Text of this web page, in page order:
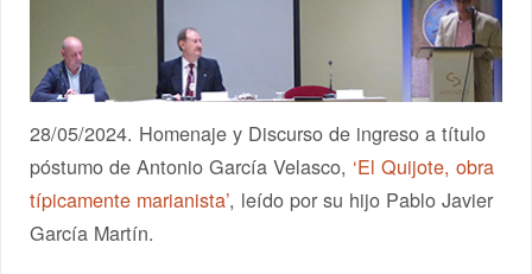
28/05/2024. Homenaje y Discurso de ingreso a título
póstumo de Antonio García Velasco, ‘El Quijote, obra
típicamente marianista’, leído por su hijo Pablo Javier
García Martín.